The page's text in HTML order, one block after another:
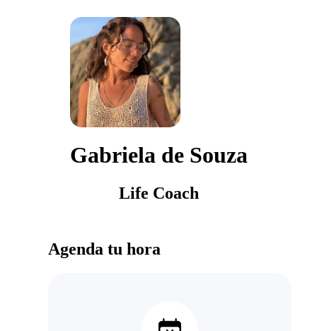
Gabriela de Souza
Life Coach
Agenda tu hora